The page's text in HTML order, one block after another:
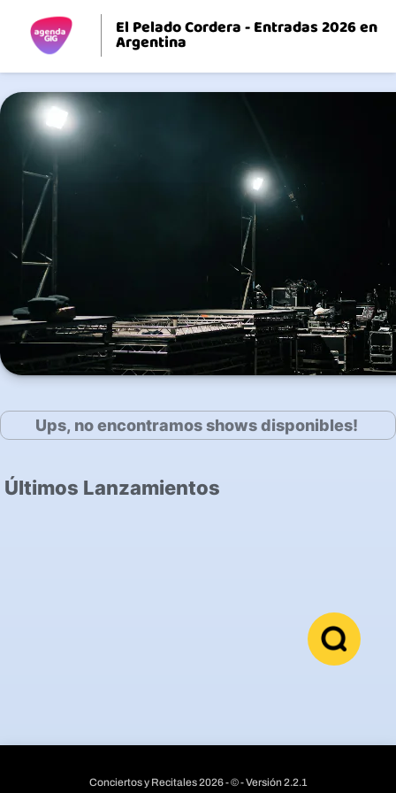
El Pelado Cordera - Entradas 2026 en
Argentina
Ups, no encontramos shows disponibles!
Últimos Lanzamientos
Conciertos y Recitales 2026 - © - Versión 2.2.1